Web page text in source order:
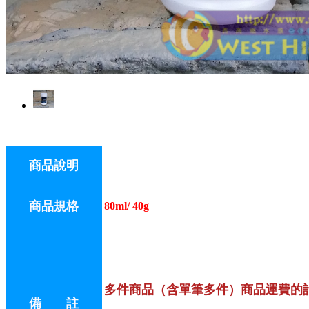
商品說明
商品規格 80ml/ 40g
備 註
多件商品（含單筆多件）商品運費的